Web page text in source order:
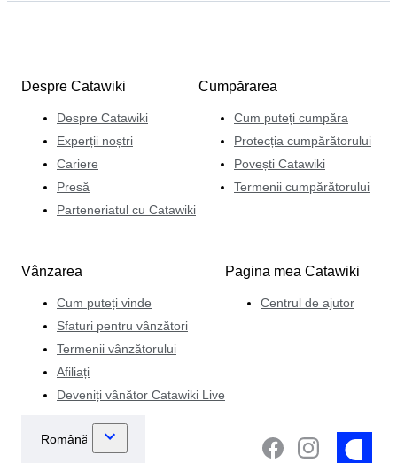
Despre Catawiki
Despre Catawiki
Experții noștri
Cariere
Presă
Parteneriatul cu Catawiki
Cumpărarea
Cum puteți cumpăra
Protecția cumpărătorului
Povești Catawiki
Termenii cumpărătorului
Vânzarea
Cum puteți vinde
Sfaturi pentru vânzători
Termenii vânzătorului
Afiliați
Deveniți vânător Catawiki Live
Pagina mea Catawiki
Centrul de ajutor